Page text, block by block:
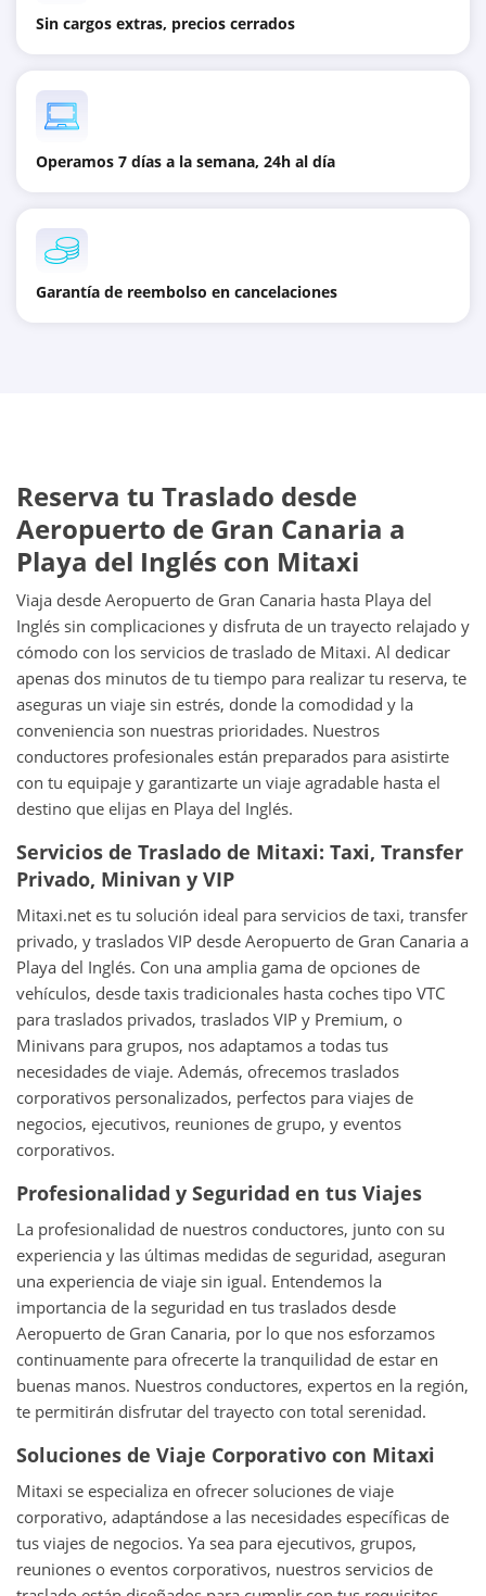
Sin cargos extras, precios cerrados
Operamos 7 días a la semana, 24h al día
Garantía de reembolso en cancelaciones
Reserva tu Traslado desde
Aeropuerto de Gran Canaria a
Playa del Inglés con Mitaxi
Viaja desde Aeropuerto de Gran Canaria hasta Playa del
Inglés sin complicaciones y disfruta de un trayecto relajado y
cómodo con los servicios de traslado de Mitaxi. Al dedicar
apenas dos minutos de tu tiempo para realizar tu reserva, te
aseguras un viaje sin estrés, donde la comodidad y la
conveniencia son nuestras prioridades. Nuestros
conductores profesionales están preparados para asistirte
con tu equipaje y garantizarte un viaje agradable hasta el
destino que elijas en Playa del Inglés.
Servicios de Traslado de Mitaxi: Taxi, Transfer
Privado, Minivan y VIP
Mitaxi.net es tu solución ideal para servicios de taxi, transfer
privado, y traslados VIP desde Aeropuerto de Gran Canaria a
Playa del Inglés. Con una amplia gama de opciones de
vehículos, desde taxis tradicionales hasta coches tipo VTC
para traslados privados, traslados VIP y Premium, o
Minivans para grupos, nos adaptamos a todas tus
necesidades de viaje. Además, ofrecemos traslados
corporativos personalizados, perfectos para viajes de
negocios, ejecutivos, reuniones de grupo, y eventos
corporativos.
Profesionalidad y Seguridad en tus Viajes
La profesionalidad de nuestros conductores, junto con su
experiencia y las últimas medidas de seguridad, aseguran
una experiencia de viaje sin igual. Entendemos la
importancia de la seguridad en tus traslados desde
Aeropuerto de Gran Canaria, por lo que nos esforzamos
continuamente para ofrecerte la tranquilidad de estar en
buenas manos. Nuestros conductores, expertos en la región,
te permitirán disfrutar del trayecto con total serenidad.
Soluciones de Viaje Corporativo con Mitaxi
Mitaxi se especializa en ofrecer soluciones de viaje
corporativo, adaptándose a las necesidades específicas de
tus viajes de negocios. Ya sea para ejecutivos, grupos,
reuniones o eventos corporativos, nuestros servicios de